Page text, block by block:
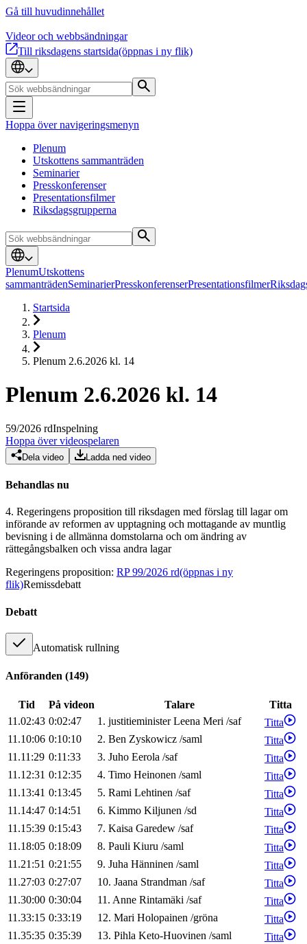
Gå till huvudinnehållet
Videor och webbsändningar
Till riksdagens startsida(öppnas i ny flik)
Hoppa över navigeringsmenyn
Plenum
Utskottens sammanträden
Seminarier
Presskonferenser
Presentationsfilmer
Riksdagsgrupperna
PlenumUtskottens
sammanträdenSeminarierPresskonferenserPresentationsfilmer
Startsida
Plenum
Plenum 2.6.2026 kl. 14
Plenum 2.6.2026 kl. 14
59/2026 rdInspelning
Hoppa över videospelaren
Dela video Ladda ned video
Behandlas nu
4. Regeringens proposition till riksdagen med förslag till lagar om
införande av reformen av upptagning och mottagande av muntlig
bevisning i de allmänna domstolarna och om ändring av
rättegångsbalken och vissa andra lagar
Regeringens proposition: RP 99/2026 rd(öppnas i ny
flik)Remissdebatt
Debatt
Automatisk rullning
Anföranden (149)
Tid På videon Talare
Titta
11.02:43 0:02:47 1. justitieminister Leena Meri /saf
Titta
11.10:06 0:10:10 2. Ben Zyskowicz /saml
Titta
11.11:29 0:11:33 3. Juho Eerola /saf
Titta
11.12:31 0:12:35 4. Timo Heinonen /saml
Titta
11.13:41 0:13:45 5. Rami Lehtinen /saf
Titta
11.14:47 0:14:51 6. Kimmo Kiljunen /sd
Titta
11.15:39 0:15:43 7. Kaisa Garedew /saf
Titta
11.18:05 0:18:09 8. Pauli Kiuru /saml
Titta
11.21:51 0:21:55 9. Juha Hänninen /saml
Titta
11.27:03 0:27:07 10. Jaana Strandman /saf
Titta
11.30:00 0:30:04 11. Anne Rintamäki /saf
Titta
11.33:15 0:33:19 12. Mari Holopainen /gröna
Titta
11.35:35 0:35:39 13. Pihla Keto-Huovinen /saml
Titta